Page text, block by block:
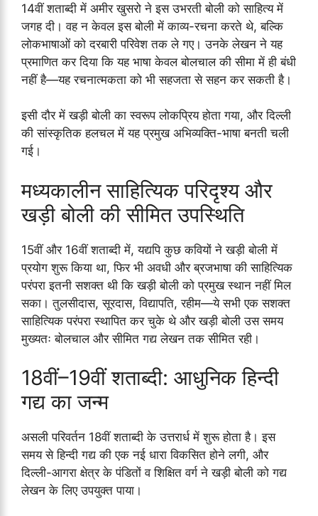
14वीं शताब्दी में अमीर खुसरो ने इस उभरती बोली को साहित्य में
जगह दी। वह न केवल इस बोली में काव्य-रचना करते थे, बल्कि
लोकभाषाओं को दरबारी परिवेश तक ले गए। उनके लेखन ने यह
प्रमाणित कर दिया कि यह भाषा केवल बोलचाल की सीमा में ही बंधी
नहीं है—यह रचनात्मकता को भी सहजता से सहन कर सकती है।
इसी दौर में खड़ी बोली का स्वरूप लोकप्रिय होता गया, और दिल्ली
की सांस्कृतिक हलचल में यह प्रमुख अभिव्यक्ति-भाषा बनती चली
गई।
मध्यकालीन साहित्यिक परिदृश्य और
खड़ी बोली की सीमित उपस्थिति
15वीं और 16वीं शताब्दी में, यद्यपि कुछ कवियों ने खड़ी बोली में
प्रयोग शुरू किया था, फिर भी अवधी और ब्रजभाषा की साहित्यिक
परंपरा इतनी सशक्त थी कि खड़ी बोली को प्रमुख स्थान नहीं मिल
सका। तुलसीदास, सूरदास, विद्यापति, रहीम—ये सभी एक सशक्त
साहित्यिक परंपरा स्थापित कर चुके थे और खड़ी बोली उस समय
मुख्यतः बोलचाल और सीमित गद्य लेखन तक सीमित रही।
18वीं–19वीं शताब्दी: आधुनिक हिन्दी
गद्य का जन्म
असली परिवर्तन 18वीं शताब्दी के उत्तरार्ध में शुरू होता है। इस
समय से हिन्दी गद्य की एक नई धारा विकसित होने लगी, और
दिल्ली-आगरा क्षेत्र के पंडितों व शिक्षित वर्ग ने खड़ी बोली को गद्य
लेखन के लिए उपयुक्त पाया।